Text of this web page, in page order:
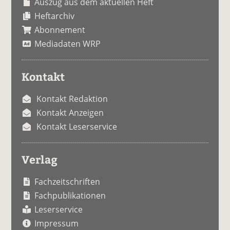
Heftarchiv
Abonnement
Mediadaten WRP
Kontakt
Kontakt Redaktion
Kontakt Anzeigen
Kontakt Leserservice
Verlag
Fachzeitschriften
Fachpublikationen
Leserservice
Impressum